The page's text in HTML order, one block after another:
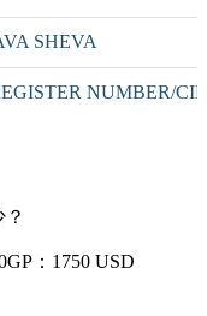
SHEVA
NUMBER/
：1750 USD